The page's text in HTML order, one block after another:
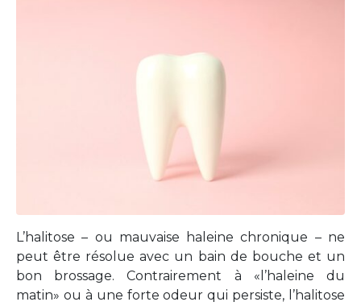
L’halitose – ou mauvaise haleine chronique – ne
peut être résolue avec un bain de bouche et un
bon brossage. Contrairement à «l’haleine du
matin» ou à une forte odeur qui persiste, l’halitose